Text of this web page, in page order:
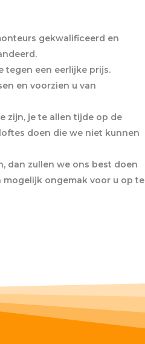
gekwalificeerd en
tegen een eerlijke prijs.
en voorzien u van
zijn, je te allen tijde op de
doen die we niet kunnen
dan zullen we ons best doen
ongemak voor u op te